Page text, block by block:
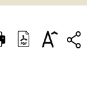
ITALIANO